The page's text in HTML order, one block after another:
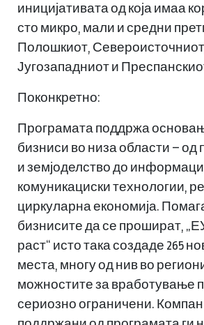
иницијативата од која имаа
сто микро, мали и средни
Полошкиот, Североисточниот,
Југозападниот и
Поконкретно:
Програмата поддржа
бизниси во низа области – од
и земјоделство до
комуникациски технологии,
циркуларна економија.
бизнисите да се прошират,
раст“ исто така создаде 265
места, многу од нив во
можностите за вработување
сериозно ограничени.